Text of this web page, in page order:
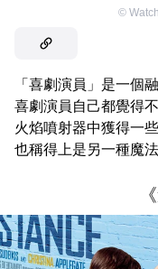
©
「喜劇演員」是一個
喜劇演員自己都覺得
火焰噴射器中獲得一
也稱得上是另一種魔